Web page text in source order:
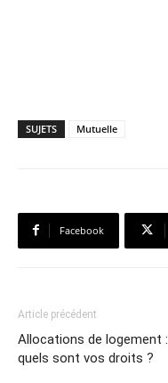
SUJETS Mutuelle
Facebook
Article précédent
Allocations de logement :
quels sont vos droits ?